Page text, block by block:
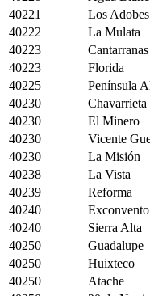
40221
Los Adobes
40222
La Mulata
40223
Cantarranas
40223
Florida
40225
Península
40230
Chavarrieta
40230
El Minero
40230
Vicente
40230
La Misión
40238
La Vista
40239
Reforma
40240
Exconvento
40240
Sierra Alta
40250
Guadalupe
40250
Huixteco
40250
Atache